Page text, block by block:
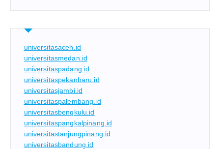
universitasaceh.id
universitasmedan.id
universitaspadang.id
universitaspekanbaru.id
universitasjambi.id
universitaspalembang.id
universitasbengkulu.id
universitaspangkalpinang.id
universitastanjungpinang.id
universitasbandung.id